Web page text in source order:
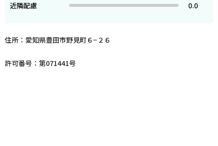
近隣配慮
0.0
住所：愛知県豊田市野見町６−２６
許可番号：第071441号